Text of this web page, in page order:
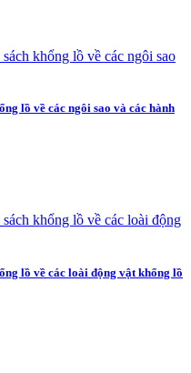
lồ về các ngôi sao và các hành
lồ về các loài động vật khổng lồ